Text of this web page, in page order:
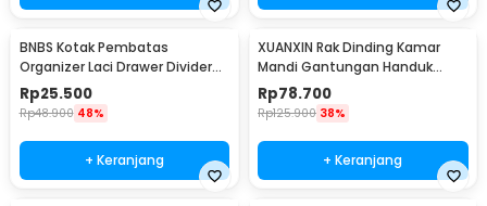
BNBS Kotak Pembatas
Organizer Laci Drawer Divider
Box Plastik 8 PCS - HJ1992
Rp25.500
Rp48.900 48%
+ Keranjang
XUANXIN Rak Dinding Kamar
Mandi Gantungan Handuk
Double Layer - B04-1
Rp78.700
Rp125.900 38%
+ Keranjang